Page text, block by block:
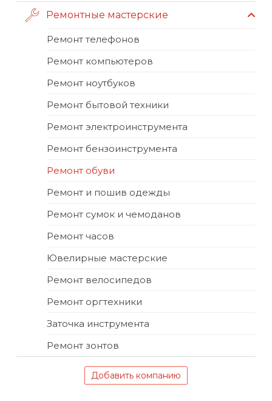
Ремонтные мастерские
Ремонт телефонов
Ремонт компьютеров
Ремонт ноутбуков
Ремонт бытовой техники
Ремонт электроинструмента
Ремонт бензоинструмента
Ремонт обуви
Ремонт и пошив одежды
Ремонт сумок и чемоданов
Ремонт часов
Ювелирные мастерские
Ремонт велосипедов
Ремонт оргтехники
Заточка инструмента
Ремонт зонтов
Добавить компанию